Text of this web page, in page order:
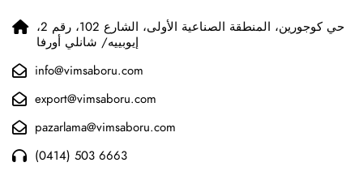
حي كوجورين، المنطقة الصناعية الأولى، الشارع 102، رقم 2،
إيوبييه/ شانلي أورفا
info@vimsaboru.com
export@vimsaboru.com
pazarlama@vimsaboru.com
(0414) 503 6663